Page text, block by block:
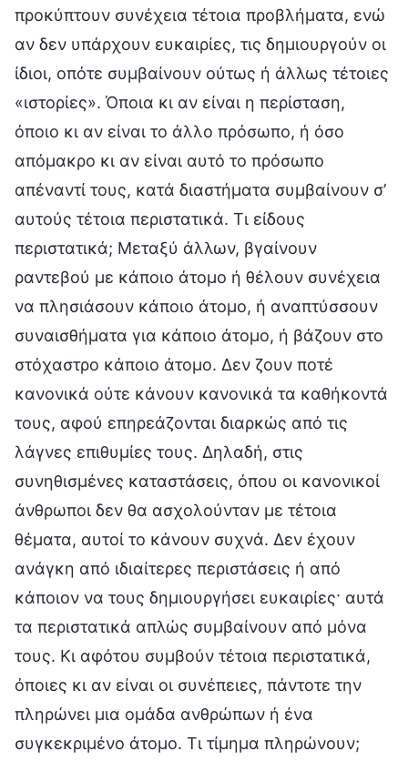
προκύπτουν συνέχεια τέτοια προβλήματα, ενώ
αν δεν υπάρχουν ευκαιρίες, τις δημιουργούν οι
ίδιοι, οπότε συμβαίνουν ούτως ή άλλως τέτοιες
«ιστορίες». Όποια κι αν είναι η περίσταση,
όποιο κι αν είναι το άλλο πρόσωπο, ή όσο
απόμακρο κι αν είναι αυτό το πρόσωπο
απέναντί τους, κατά διαστήματα συμβαίνουν σ’
αυτούς τέτοια περιστατικά. Τι είδους
περιστατικά; Μεταξύ άλλων, βγαίνουν
ραντεβού με κάποιο άτομο ή θέλουν συνέχεια
να πλησιάσουν κάποιο άτομο, ή αναπτύσσουν
συναισθήματα για κάποιο άτομο, ή βάζουν στο
στόχαστρο κάποιο άτομο. Δεν ζουν ποτέ
κανονικά ούτε κάνουν κανονικά τα καθήκοντά
τους, αφού επηρεάζονται διαρκώς από τις
λάγνες επιθυμίες τους. Δηλαδή, στις
συνηθισμένες καταστάσεις, όπου οι κανονικοί
άνθρωποι δεν θα ασχολούνταν με τέτοια
θέματα, αυτοί το κάνουν συχνά. Δεν έχουν
ανάγκη από ιδιαίτερες περιστάσεις ή από
κάποιον να τους δημιουργήσει ευκαιρίες· αυτά
τα περιστατικά απλώς συμβαίνουν από μόνα
τους. Κι αφότου συμβούν τέτοια περιστατικά,
όποιες κι αν είναι οι συνέπειες, πάντοτε την
πληρώνει μια ομάδα ανθρώπων ή ένα
συγκεκριμένο άτομο. Τι τίμημα πληρώνουν;